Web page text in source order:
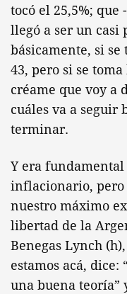
tocó el 25,5%;
llegó a ser un casi
básicamente, si
43, pero si se
créame que voy a
cuáles va a seguir
terminar.
Y era
inflacionario, pero
nuestro máximo
libertad de la
Benegas Lynch
estamos acá, dice:
una buena teoría”